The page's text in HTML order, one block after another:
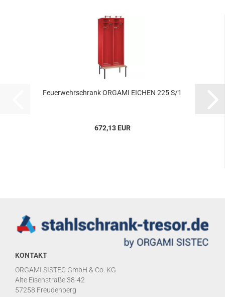
Feu­er­wehr­schrank OR­GA­MI EI­CHEN 225 S/1
672,13 EUR
KONTAKT
ORGAMI SISTEC GmbH & Co. KG
Alte Eisenstraße 38-42
57258 Freudenberg